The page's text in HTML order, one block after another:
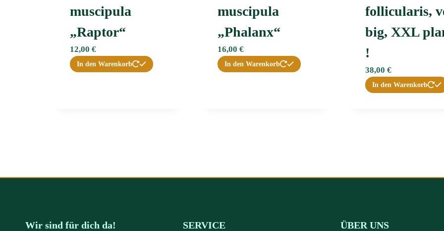
muscipula
„Raptor“
12,00 €
In den Warenkorb
muscipula
„Phalanx“
16,00 €
In den Warenkorb
follicularis,
big, XXL
!
38,00 €
In den Warenkorb
Wir sind für dich da! SERVICE ÜBER UNS